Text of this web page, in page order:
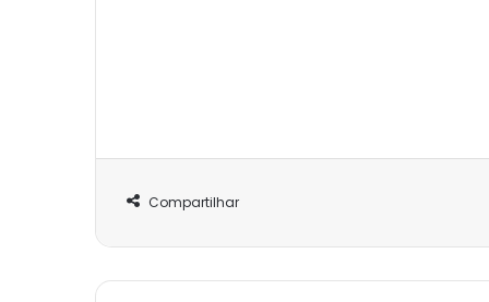
Compartilhar